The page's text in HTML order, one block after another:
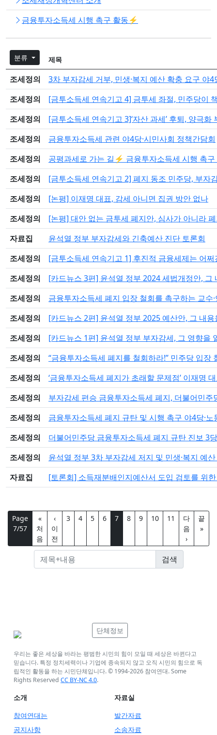
금융투자소득세 시행 촉구 활동⚡️
분류 제목
조세정의
3차 부자감세 거부, 민생·복지 예산 확충 요구 야
조세정의
[금투소득세 연속기고 4] 금투세 좌절, 민주당이
조세정의
[금투소득세 연속기고 3]‘자산 과세’ 후퇴, 양극화
조세정의
금융투자소득세 관련 야4당·시민사회 정책간담회
조세정의
공평과세로 가는 길⚡️ 금융투자소득세 시행 촉구
조세정의
[금투소득세 연속기고 2] 폐지 동조 민주당, 부자
조세정의
[논평] 이재명 대표, 감세 아니면 집권 방안 없나
조세정의
[논평] 대안 없는 금투세 폐지안, 심사가 아니라
자료집
윤석열 정부 부자감세와 긴축예산 진단 토론회
조세정의
[금투소득세 연속기고 1] 후진적 금융세제는 어
조세정의
[카드뉴스 3편] 윤석열 정부 2024 세법개정안, 그
조세정의
금융투자소득세 폐지 입장 철회를 촉구하는 교
조세정의
[카드뉴스 2편] 윤석열 정부 2025 예산안, 그 내
조세정의
[카드뉴스 1편] 윤석열 정부 부자감세, 그 영향을
조세정의
“금융투자소득세 폐지를 철회하라!” 민주당 입장
조세정의
‘금융투자소득세 폐지가 초래할 문제점’ 이재명
조세정의
부자감세 편승 금융투자소득세 폐지, 더불어민주
조세정의
금융투자소득세 폐지 규탄 및 시행 촉구 야4당·
조세정의
더불어민주당 금융투자소득세 폐지 규탄 진보 3
조세정의
윤석열 정부 3차 부자감세 저지 및 민생·복지 예
자료집
[토론회] 소득재분배인지예산서 도입 검토를 위
Page
7/57
«
처
음
‹
이
전
3 4 5 6 7 8 9 10 11
다
음
›
끝
»
단체정보
우리는 좋은 세상을 바라는 평범한 시민의 힘이 모일 때 세상은 바뀐다고
믿습니다. 특정 정치세력이나 기업에 종속되지 않고 오직 시민의 힘으로 독
립적인 활동을 하는 시민단체입니다. © 1994-2026 참여연대. Some
Rights Reserved CC BY-NC 4.0.
소개
참여연대는
공지사항
자료실
발간자료
소송자료